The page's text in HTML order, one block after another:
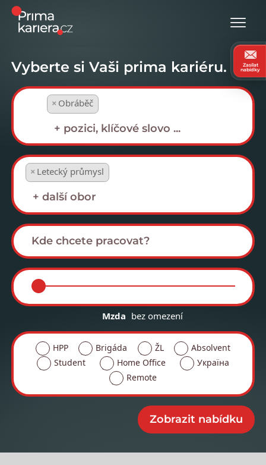
Vyberte si Vaši prima kariéru.
× Obráběč
× Letecký průmysl
Mzda bez omezení
HPP Brigáda ŽL
Absolvent
Student
Home Office
Україна
Remote
Zasílat
nabídky